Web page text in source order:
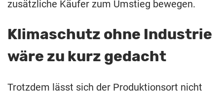
zusätzliche Käufer zum Umstieg bewegen.
Klimaschutz ohne Industrie
wäre zu kurz gedacht
Trotzdem lässt sich der Produktionsort nicht